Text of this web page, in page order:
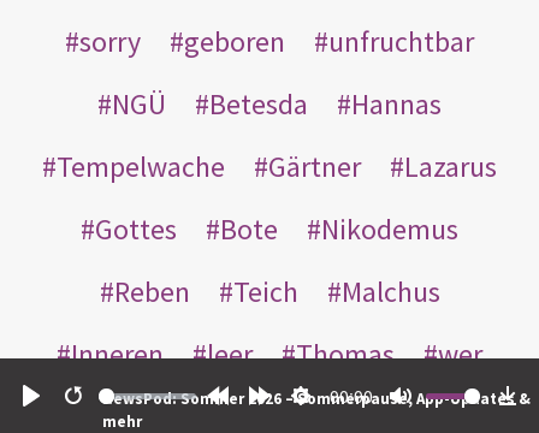
Restart
00:00
NewsPod: Sommer 2026 – Sommerpause, App-Updates &
mehr
sorry
geboren
unfruchtbar
NGÜ
Betesda
Hannas
Tempelwache
Gärtner
Lazarus
Gottes
Bote
Nikodemus
Reben
Teich
Malchus
Inneren
leer Thomas
wer
einander
nachts weggeworfen